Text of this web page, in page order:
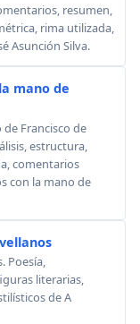
resumen,
rima utilizada,
Asunción Silva.
mano de
Francisco de
estructura,
comentarios
con la mano de
Poesía,
literarias,
de A